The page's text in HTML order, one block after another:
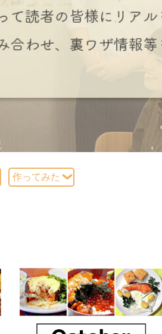
作ってみた